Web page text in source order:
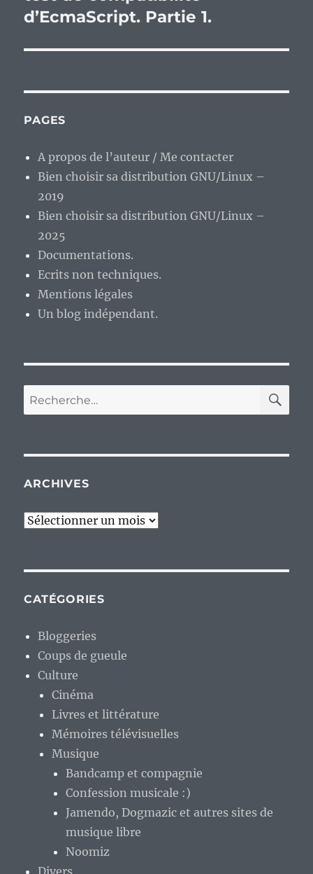
d’EcmaScript. Partie 1.
PAGES
A propos de l’auteur / Me contacter
Bien choisir sa distribution GNU/Linux –
2019
Bien choisir sa distribution GNU/Linux –
2025
Documentations.
Ecrits non techniques.
Mentions légales
Un blog indépendant.
Recherche
pour :
ARCHIVES
Archives
CATÉGORIES
Bloggeries
Coups de gueule
Culture
Cinéma
Livres et littérature
Mémoires télévisuelles
Musique
Bandcamp et compagnie
Confession musicale :)
Jamendo, Dogmazic et autres sites de
musique libre
Noomiz